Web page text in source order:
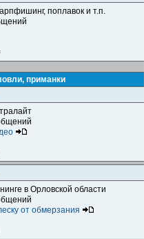
поплавок и т.п.
приманки
в Орловской области
от обмерзания